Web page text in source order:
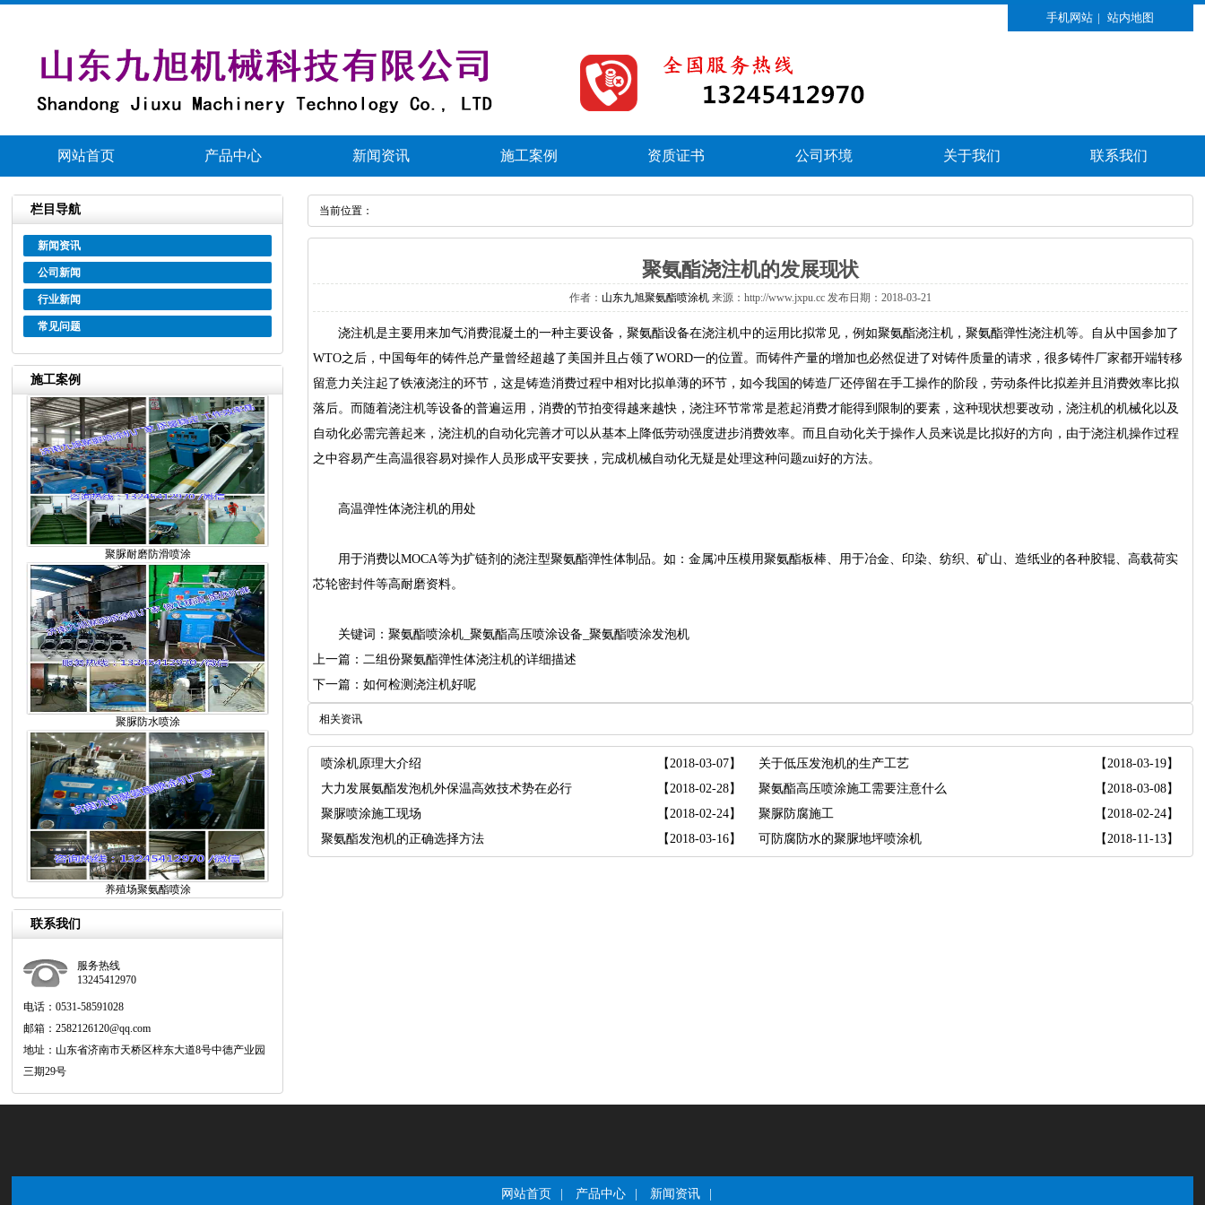
手机网站 | 站内地图
网站首页 产品中心 新闻资讯 施工案例 资质证书 公司环境 关于我们 联系我们
栏目导航
新闻资讯
公司新闻
行业新闻
常见问题
施工案例
聚脲耐磨防滑喷涂
聚脲防水喷涂
养殖场聚氨酯喷涂
联系我们
服务热线
13245412970
电话：0531-58591028
邮箱：2582126120@qq.com
地址：山东省济南市天桥区梓东大道8号中德产业园
三期29号
当前位置：
聚氨酯浇注机的发展现状
作者： 山东九旭聚氨酯喷涂机来源：http://www.jxpu.cc发布日期：2018-03-21
浇注机是主要用来加气消费混凝土的一种主要设备，聚氨酯设备在浇注机中的运用比拟常见，例如聚氨酯浇注机，聚氨酯弹性浇注机等。自从中国参加了
WTO之后，中国每年的铸件总产量曾经超越了美国并且占领了WORD一的位置。而铸件产量的增加也必然促进了对铸件质量的请求，很多铸件厂家都开端转移
留意力关注起了铁液浇注的环节，这是铸造消费过程中相对比拟单薄的环节，如今我国的铸造厂还停留在手工操作的阶段，劳动条件比拟差并且消费效率比拟
落后。而随着浇注机等设备的普遍运用，消费的节拍变得越来越快，浇注环节常常是惹起消费才能得到限制的要素，这种现状想要改动，浇注机的机械化以及
自动化必需完善起来，浇注机的自动化完善才可以从基本上降低劳动强度进步消费效率。而且自动化关于操作人员来说是比拟好的方向，由于浇注机操作过程
之中容易产生高温很容易对操作人员形成平安要挟，完成机械自动化无疑是处理这种问题zui好的方法。
高温弹性体浇注机的用处
用于消费以MOCA等为扩链剂的浇注型聚氨酯弹性体制品。如：金属冲压模用聚氨酯板棒、用于冶金、印染、纺织、矿山、造纸业的各种胶辊、高载荷实
芯轮密封件等高耐磨资料。
关键词： 聚氨酯喷涂机_聚氨酯高压喷涂设备_聚氨酯喷涂发泡机
上一篇：二组份聚氨酯弹性体浇注机的详细描述
下一篇：如何检测浇注机好呢
相关资讯
喷涂机原理大介绍 【2018-03-07】 关于低压发泡机的生产工艺
【2018-03-19】
大力发展氨酯发泡机外保温高效技术势在必行
【2018-02-28】 聚氨酯高压喷涂施工需要注意什么
【2018-03-08】
聚脲喷涂施工现场
【2018-02-24】 聚脲防腐施工
【2018-02-24】
聚氨酯发泡机的正确选择方法
【2018-03-16】 可防腐防水的聚脲地坪喷涂机 【2018-11-13】
网站首页 产品中心 新闻资讯